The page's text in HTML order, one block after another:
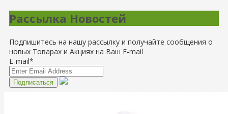
Рассылка Новостей
Подпишитесь на нашу рассылку и получайте сообщения о
новых Товарах и Акциях на Ваш E-mail
E-mail*